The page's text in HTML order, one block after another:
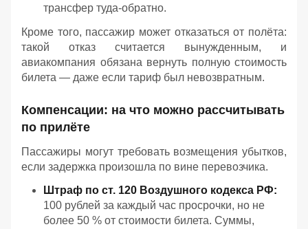
трансфер туда‑обратно.
Кроме того, пассажир может отказаться от полёта:
такой отказ считается вынужденным, и
авиакомпания обязана вернуть полную стоимость
билета — даже если тариф был невозвратным.
Компенсации: на что можно рассчитывать
по прилёте
Пассажиры могут требовать возмещения убытков,
если задержка произошла по вине перевозчика.
Штраф по ст. 120 Воздушного кодекса РФ:
100 рублей за каждый час просрочки, но не
более 50 % от стоимости билета. Суммы,